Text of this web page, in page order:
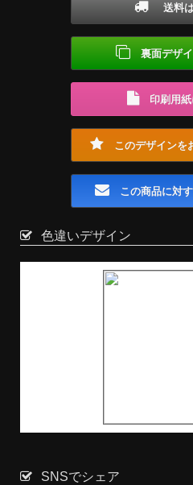
送料
裏面デザイ
印刷用紙
このデザインを
この商品に対す
色違いデザイン
SNSでシェア